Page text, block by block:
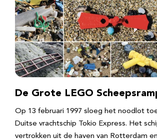
De Grote LEGO
Op 13 februari 1997 sloeg het noodlot
Duitse vrachtschip Tokio Express. Het
vertrokken uit de haven van Rotterdam